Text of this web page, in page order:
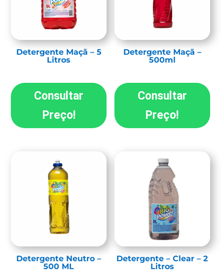
Detergente Maçã – 5
Litros
Consultar
Preço!
Detergente Maçã –
500ml
Consultar
Preço!
Detergente Neutro –
500 ML
Detergente – Clear – 2
Litros